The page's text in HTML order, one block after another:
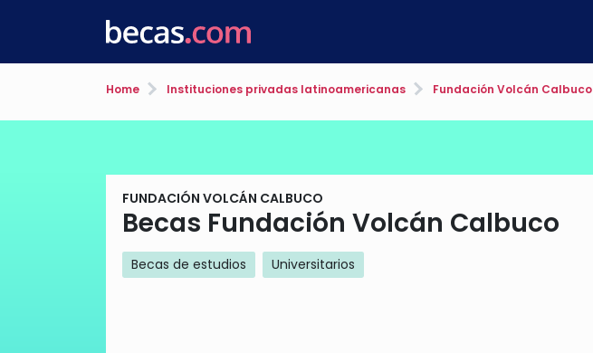
Home Instituciones privadas latinoamericanas Fundación Volcán Calbuco
FUNDACIÓN VOLCÁN CALBUCO
Becas Fundación Volcán Calbuco
Becas de estudios Universitarios